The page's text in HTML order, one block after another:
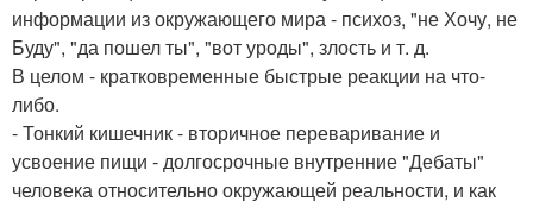
информации из окружающего мира - психоз, "не Хочу, не
Буду", "да пошел ты", "вот уроды", злость и т. д.
В целом - кратковременные быстрые реакции на что-
либо.
- Тонкий кишечник - вторичное переваривание и
усвоение пищи - долгосрочные внутренние "Дебаты"
человека относительно окружающей реальности, и как